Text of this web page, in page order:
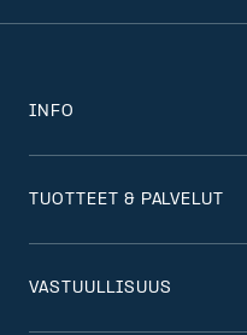
INFO
TUOTTEET & PALVELUT
VASTUULLISUUS